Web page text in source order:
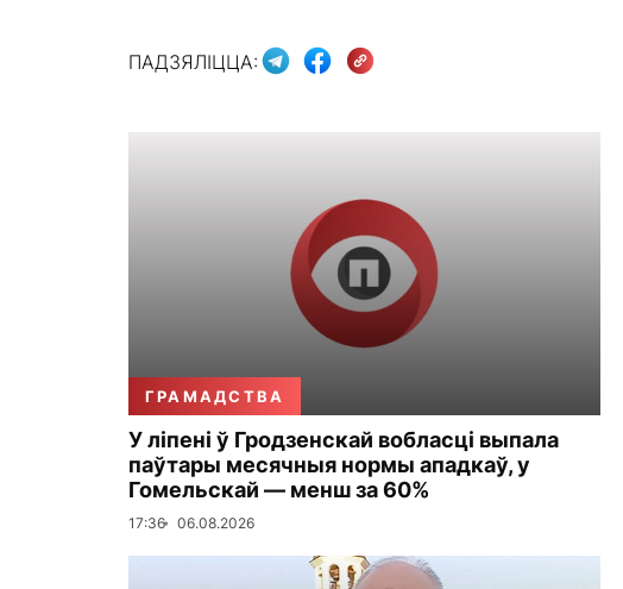
ПАДЗЯЛІЦЦА:
ГРАМАДСТВА
У ліпені ў Гродзенскай вобласці выпала
паўтары месячныя нормы ападкаў, у
Гомельскай — менш за 60%
17:36 06.08.2026